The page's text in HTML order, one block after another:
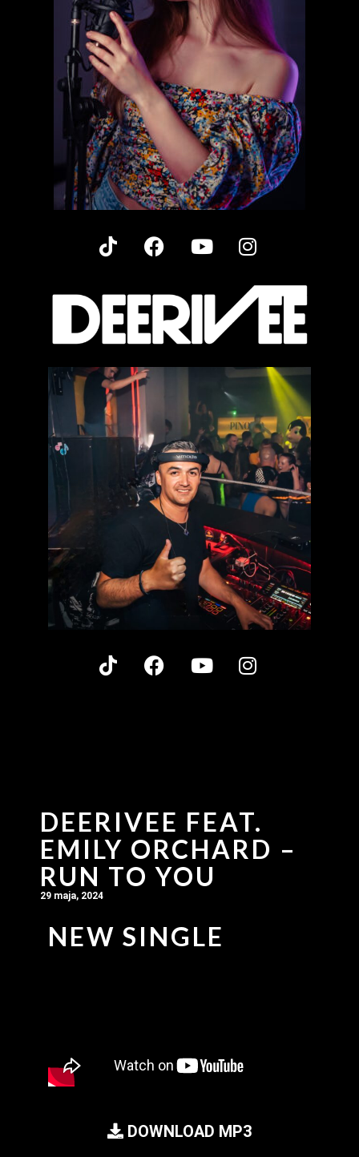
DEERIVEE FEAT.
EMILY ORCHARD –
RUN TO YOU
29 maja, 2024
NEW SINGLE
DOWNLOAD MP3